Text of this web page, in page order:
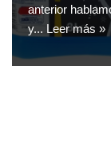
anterior
y... Leer más »